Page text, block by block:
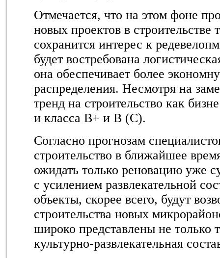
Отмечается, что на этом фоне
новых проектов в строительстве
сохранится интерес к
будет востребована
она обеспечивает более
распределения. Несмотря на
тренд на строительство как
и класса B+ и B (C).
Согласно прогнозам
строительство в ближайшее
ожидать только реновацию уже
с усилением развлекательной
объекты, скорее всего, будут
строительства новых
широко представлены не только
культурно-развлекательная